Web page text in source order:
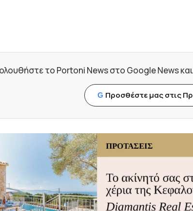
το Portoni News στο Google News και
G Προσθέστε μας στις